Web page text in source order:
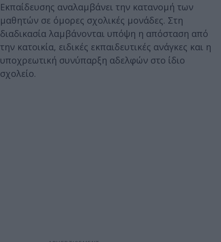
Εκπαίδευσης αναλαμβάνει την κατανομή των
μαθητών σε όμορες σχολικές μονάδες. Στη
διαδικασία λαμβάνονται υπόψη η απόσταση από
την κατοικία, ειδικές εκπαιδευτικές ανάγκες και η
υποχρεωτική συνύπαρξη αδελφών στο ίδιο
σχολείο.